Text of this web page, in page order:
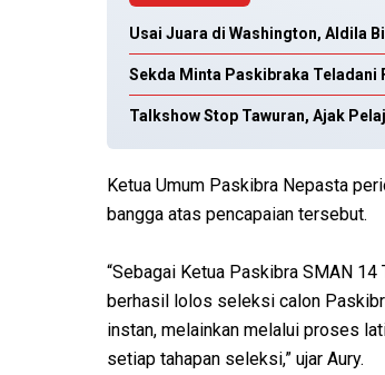
Usai Juara di Washington, Aldila
Sekda Minta Paskibraka Teladani
Talkshow Stop Tawuran, Ajak
Ketua Umum Paskibra Nepasta
bangga atas pencapaian tersebut.
“Sebagai Ketua Paskibra SMAN
berhasil lolos seleksi calon
instan, melainkan melalui proses
setiap tahapan seleksi,” ujar Aury.